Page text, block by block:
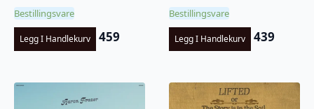
Bestillingsvare
Legg I Handlekurv 459
Bestillingsvare
Legg I Handlekurv 439